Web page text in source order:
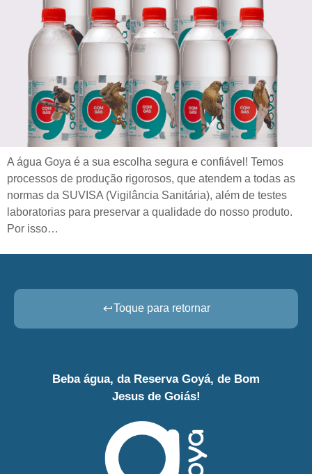
A água Goya é a sua escolha segura e confiável! Temos
processos de produção rigorosos, que atendem a todas as
normas da SUVISA (Vigilância Sanitária), além de testes
laboratorias para preservar a qualidade do nosso produto.
Por isso…
Toque para retornar
Beba água, da Reserva Goyá, de Bom
Jesus de Goiás!